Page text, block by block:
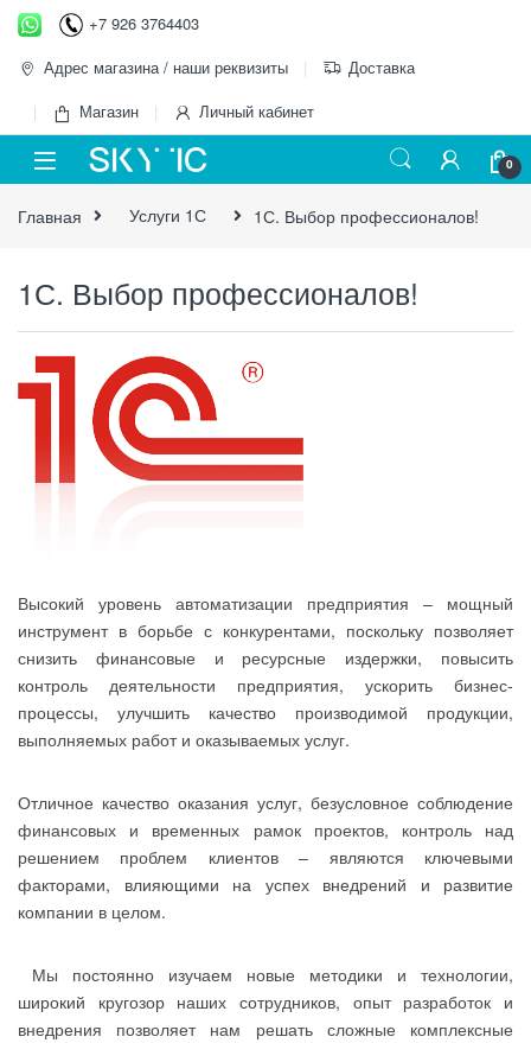
Перейти к навигации
перейти к содержанию
+7 926 3764403
Адрес магазина / наши реквизиты
Доставка
Магазин
Личный кабинет
0
Главная Услуги 1С 1С. Выбор профессионалов!
1С. Выбор профессионалов!
Высокий уровень автоматизации предприятия – мощный
инструмент в борьбе с конкурентами, поскольку позволяет
снизить финансовые и ресурсные издержки, повысить
контроль деятельности предприятия, ускорить бизнес-
процессы, улучшить качество производимой продукции,
выполняемых работ и оказываемых услуг.
Отличное качество оказания услуг, безусловное соблюдение
финансовых и временных рамок проектов, контроль над
решением проблем клиентов – являются ключевыми
факторами, влияющими на успех внедрений и развитие
компании в целом.
Мы постоянно изучаем новые методики и технологии,
широкий кругозор наших сотрудников, опыт разработок и
внедрения позволяет нам решать сложные комплексные